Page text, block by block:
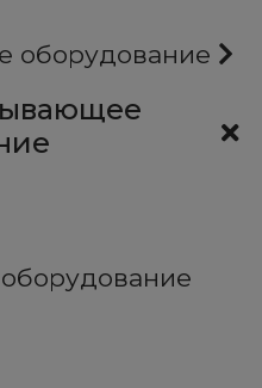
оборудование